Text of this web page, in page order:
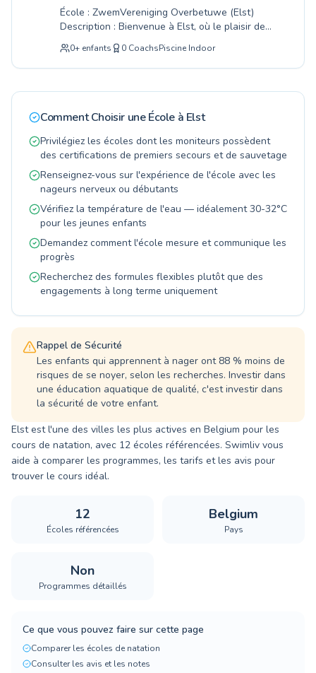
vous apporteront du plaisir toute votre vie.
Wij geloven dat iedereen de vreugde van het
water moet kunnen ervaren. Kom langs in Elst
en ontdek de mogelijkheden bij onze bekende
proefles en laat uw zwemdroom uitkomen!
École : ZwemVereniging Overbetuwe (Elst)
Description : Bienvenue à Elst, où le plaisir de
nager et la sécurité priment dans notre école
de natation locale. Que vous cherchiez des
leçons de natation pour vos jeunes enfants
d'améliorer leurs compétences aquatiques,
chez ZwemVereniging Overbetuwe, vous êtes
au bon endroit. Nous proposons un large
éventail de cours, de la toute première
familiarisation avec l'eau pour les plus petits
aux techniques plus avancées pour les vrais
passionnés d'eau. Nos instructeurs de natation
expérimentés et certifiés créent un
environnement d'apprentissage agréable et sûr
où chacun se sent rapidement à l'aise et
progresse avec confiance. L'accent est toujours
chaude de notre piscine. Venez nous rendre
visite et découvrez les possibilités pour une vie
0+ enfants 0 CoachsPiscine Indoor
Comment Choisir une École à Elst
Privilégiez les écoles dont les moniteurs possèdent
des certifications de premiers secours et de sauvetage
Renseignez-vous sur l'expérience de l'école avec les
nageurs nerveux ou débutants
Vérifiez la température de l'eau — idéalement 30-32°C
pour les jeunes enfants
Demandez comment l'école mesure et communique les
progrès
Recherchez des formules flexibles plutôt que des
engagements à long terme uniquement
Rappel de Sécurité
Les enfants qui apprennent à nager ont 88 % moins de
risques de se noyer, selon les recherches. Investir dans
une éducation aquatique de qualité, c'est investir dans
la sécurité de votre enfant.
Elst est l'une des villes les plus actives en Belgium pour les
cours de natation, avec 12 écoles référencées. Swimliv vous
aide à comparer les programmes, les tarifs et les avis pour
trouver le cours idéal.
12
Écoles référencées
Belgium
Pays
Non
Programmes détaillés
Ce que vous pouvez faire sur cette page
Comparer les écoles de natation
Consulter les avis et les notes